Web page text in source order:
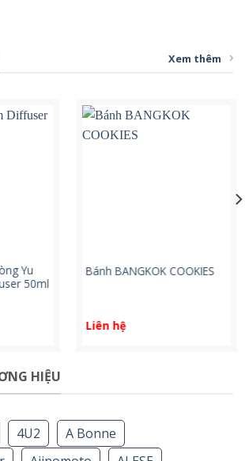
Xem thêm
Yu
50ml
Bánh BANGKOK COOKIES
Liên hệ
HIỆU
4U2
A Bonne